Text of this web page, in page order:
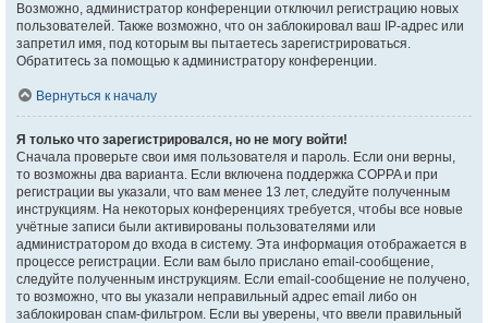
Возможно, администратор конференции отключил регистрацию новых
пользователей. Также возможно, что он заблокировал ваш IP-адрес или
запретил имя, под которым вы пытаетесь зарегистрироваться.
Обратитесь за помощью к администратору конференции.
Вернуться к началу
Я только что зарегистрировался, но не могу войти!
Сначала проверьте свои имя пользователя и пароль. Если они верны,
то возможны два варианта. Если включена поддержка COPPA и при
регистрации вы указали, что вам менее 13 лет, следуйте полученным
инструкциям. На некоторых конференциях требуется, чтобы все новые
учётные записи были активированы пользователями или
администратором до входа в систему. Эта информация отображается в
процессе регистрации. Если вам было прислано email-сообщение,
следуйте полученным инструкциям. Если email-сообщение не получено,
то возможно, что вы указали неправильный адрес email либо он
заблокирован спам-фильтром. Если вы уверены, что ввели правильный